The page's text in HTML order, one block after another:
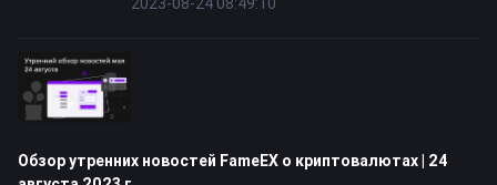
Обзор утренних новостей FameEX о криптовалютах | 24